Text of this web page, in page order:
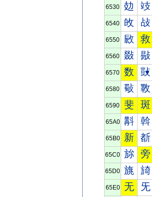
6530 攰 攱
6540 敀 敁
6550 敐 救
6560 敠 敡
6570 数 敱
6580 斀 斁
6590 斐 斑
65A0 斠 斡
65B0 新 斱
65C0 旀 旁
65D0 旐 旑
65E0 无 旡